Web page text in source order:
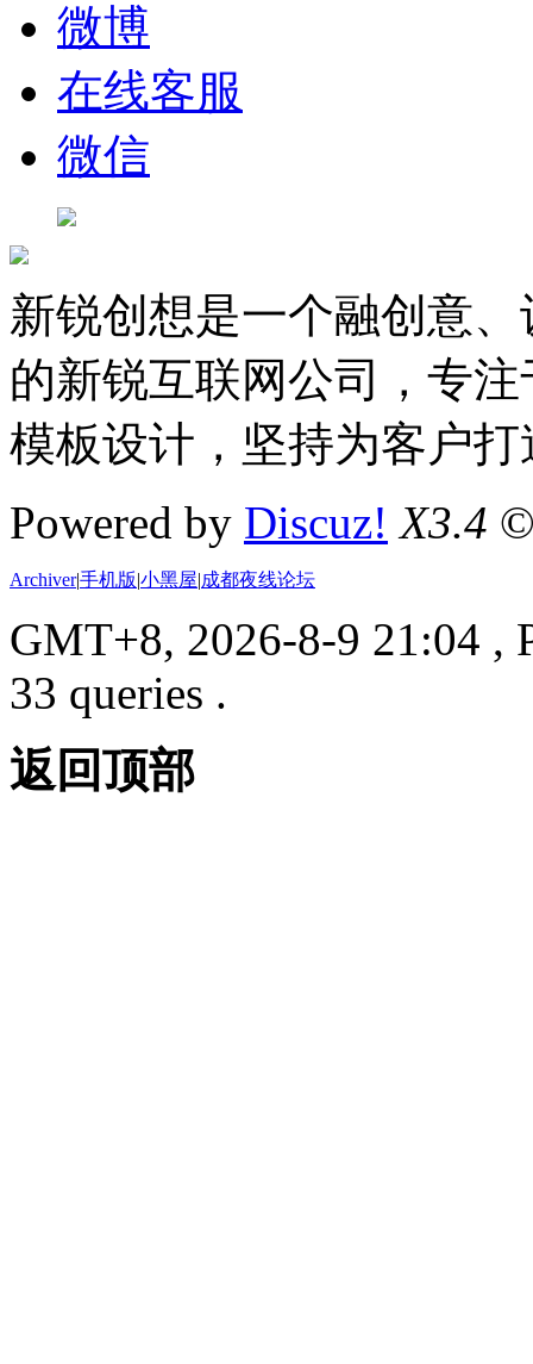
微博
在线客服
微信
新锐创想是一个融创意
的新锐互联网公司，专
模板设计，坚持为客户
Powered by Discuz! X3.4
Archiver|手机版|小黑屋|成都夜线论坛
GMT+8, 2026-8-9 21:04 ,
33 queries .
返回顶部